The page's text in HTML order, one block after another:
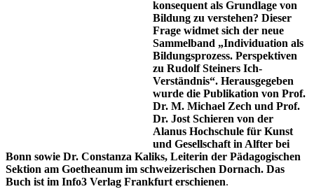
konsequent als Grundlage von
Bildung zu verstehen? Dieser
Frage widmet sich der neue
Sammelband „Individuation als
Bildungsprozess. Perspektiven
zu Rudolf Steiners Ich-
Verständnis“. Herausgegeben
wurde die Publikation von Prof.
Dr. M. Michael Zech und Prof.
Dr. Jost Schieren von der
Alanus Hochschule für Kunst
und Gesellschaft in Alfter bei
Bonn sowie Dr. Constanza Kaliks, Leiterin der Pädagogischen
Sektion am Goetheanum im schweizerischen Dornach. Das
Buch ist im Info3 Verlag Frankfurt erschienen.